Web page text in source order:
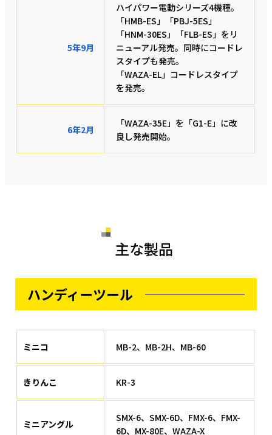
5年9月
ハイパワー電動シリーズ4機種。
「HMB-ES」「PBJ-5ES」
「HNM-30ES」「FLB-ES」をリ
ニューアル発売。同時にコードレ
スタイプも発売。
「WAZA-EL」コードレスタイプ
を発売。
6年2月
「WAZA-35E」を「G1-E」に改
良し発売開始。
主な製品
ハンディーツール
ミニコ MB-2、MB-2H、MB-60
きりんこ KR-3
ミニアングル
SMX-6、SMX-6D、FMX-6、FMX-
6D、MX-80E、WAZA-X